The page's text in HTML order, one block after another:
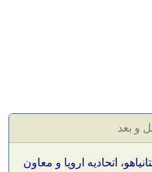
و بعد
اتحادیه اروپا و معاون